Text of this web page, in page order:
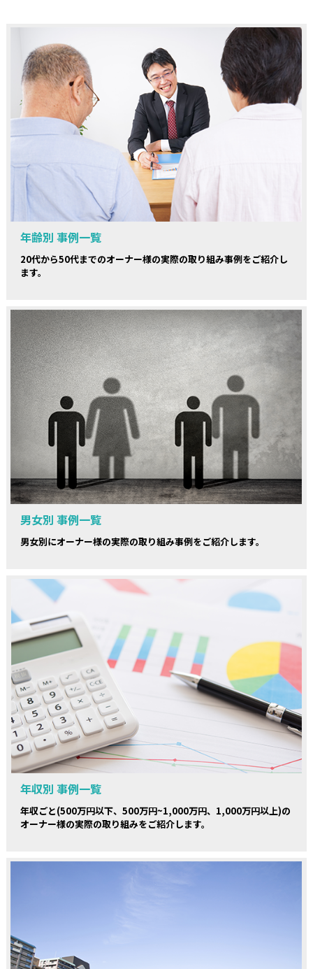
年齢別 事例一覧
20代から50代までのオーナー様の実際の取り組み事例をご紹介し
ます。
男女別 事例一覧
男女別にオーナー様の実際の取り組み事例をご紹介します。
年収別 事例一覧
年収ごと(500万円以下、500万円~1,000万円、1,000万円以上)の
オーナー様の実際の取り組みをご紹介します。